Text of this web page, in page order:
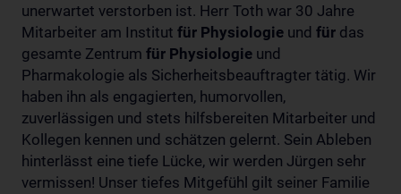
unerwartet verstorben ist. Herr Toth war 30 Jahre
Mitarbeiter am Institut für Physiologie und für das
gesamte Zentrum für Physiologie und
Pharmakologie als Sicherheitsbeauftragter tätig. Wir
haben ihn als engagierten, humorvollen,
zuverlässigen und stets hilfsbereiten Mitarbeiter und
Kollegen kennen und schätzen gelernt. Sein Ableben
hinterlässt eine tiefe Lücke, wir werden Jürgen sehr
vermissen! Unser tiefes Mitgefühl gilt seiner Familie